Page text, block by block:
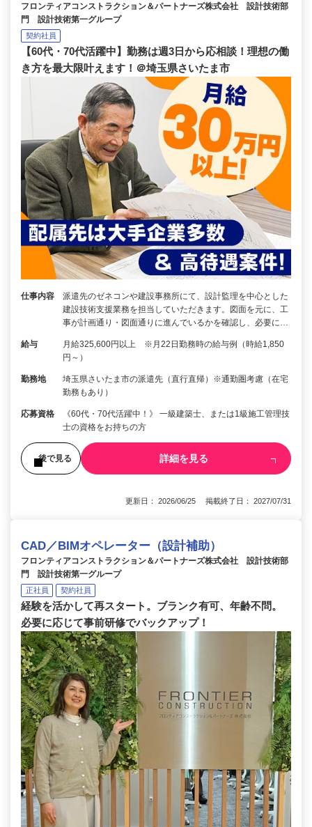
フロンティアコンストラクション＆パートナーズ株式会社 設計技術部
門 設計技術第一グループ
契約社員
【60代・70代活躍中】勤務は週3日から応相談！理想の働
き方を最大限叶えます！＠埼玉県さいたま市
仕事内容
派遣先のゼネコンや建設事務所にて、設計監理を中心とした
建設技術支援業務を担当していただきます。図面を元に、工
事が計画通り・図面通りに進んでいるかを確認し、必要に…
給与
月給325,600円以上 ※月22日勤務時の給与例（時給1,850
円～）
勤務地
埼玉県さいたま市の派遣先（直行直帰）※通勤圏考慮（在宅
勤務もあり）
応募資格
《60代・70代活躍中！》 一級建築士、または1級施工管理技
士の資格をお持ちの方
後で見る 詳細を見る
更新日： 2026/06/25 掲載終了日： 2027/07/31
CAD／BIMオペレーター（設計補助）
フロンティアコンストラクション＆パートナーズ株式会社 設計技術部
門 設計技術第一グループ
正社員 契約社員
経験を活かして再スタート。ブランク有可、年齢不問。
必要に応じて事前研修でバックアップ！